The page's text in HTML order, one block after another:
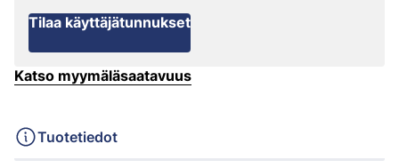
Tilaa käyttäjätunnukset
Katso myymäläsaatavuus
Tuotetiedot